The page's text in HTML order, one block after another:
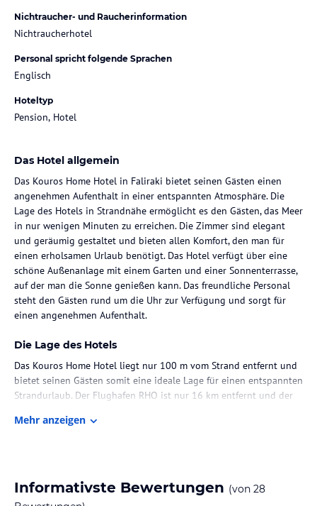
Nichtraucher- und Raucherinformation
Nichtraucherhotel
Personal spricht folgende Sprachen
Englisch
Hoteltyp
Pension, Hotel
Das Hotel allgemein
Das Kouros Home Hotel in Faliraki bietet seinen Gästen einen
angenehmen Aufenthalt in einer entspannten Atmosphäre. Die
Lage des Hotels in Strandnähe ermöglicht es den Gästen, das Meer
in nur wenigen Minuten zu erreichen. Die Zimmer sind elegant
und geräumig gestaltet und bieten allen Komfort, den man für
einen erholsamen Urlaub benötigt. Das Hotel verfügt über eine
schöne Außenanlage mit einem Garten und einer Sonnenterrasse,
auf der man die Sonne genießen kann. Das freundliche Personal
steht den Gästen rund um die Uhr zur Verfügung und sorgt für
einen angenehmen Aufenthalt.
Die Lage des Hotels
Das Kouros Home Hotel liegt nur 100 m vom Strand entfernt und
bietet seinen Gästen somit eine ideale Lage für einen entspannten
Strandurlaub. Der Flughafen RHO ist nur 16 km entfernt und der
ebenfalls in kurzer Entfernung zu erreichen.
gestaltete Zimmer, die geräumig und komfortabel sind. Die Suiten
Mehr anzeigen
Informativste Bewertungen (von 28